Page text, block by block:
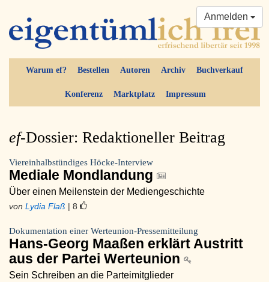
Warum ef? Bestellen Autoren Archiv Buchverkauf
Konferenz Marktplatz Impressum
Anmelden
ef-Dossier: Redaktioneller Beitrag
Viereinhalbstündiges Höcke-Interview
Mediale Mondlandung
Über einen Meilenstein der Mediengeschichte
von Lydia Flaß | 8
Dokumentation einer Werteunion-Pressemitteilung
Hans-Georg Maaßen erklärt Austritt
aus der Partei Werteunion
Sein Schreiben an die Parteimitglieder